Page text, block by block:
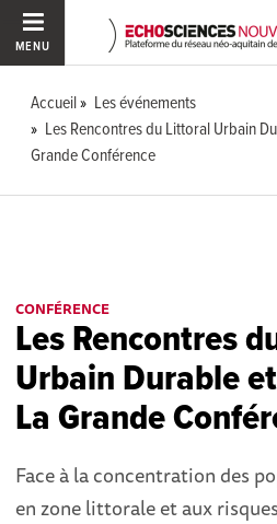
MENU
Accueil
Les événements
Les Rencontres du Littoral Urbain
Grande Conférence
CONFÉRENCE
Les Rencontres
Urbain Durable
La Grande
Face à la concentration des
en zone littorale et aux